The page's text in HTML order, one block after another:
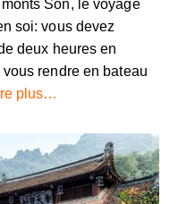
Son, le voyage
soi: vous devez
deux heures en
rendre en bateau
plus…